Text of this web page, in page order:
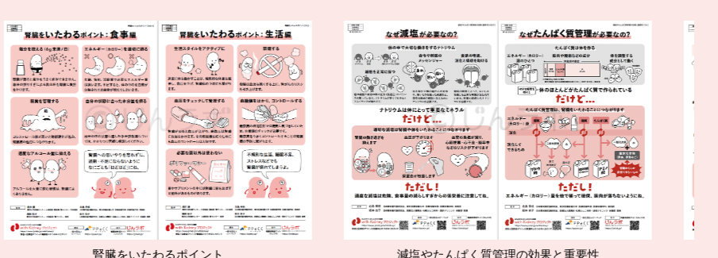
腎臓をいたわるポイント 減塩やたんぱく質管理の効果と重要性